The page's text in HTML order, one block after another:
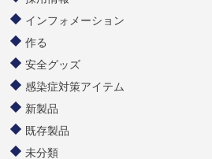
インフォメーション
作る
安全グッズ
感染症対策アイテム
新製品
既存製品
未分類